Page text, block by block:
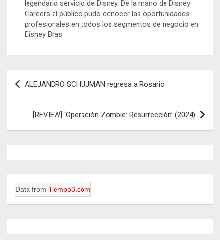
legendario servicio de Disney. De la mano de Disney
Careers el público pudo conocer las oportunidades
profesionales en todos los segmentos de negocio en
Disney Bras
Navegación
de
entradas
ALEJANDRO SCHUJMAN regresa a Rosario
[REVIEW] ‘Operación Zombie: Resurrección’ (2024)
Data from Tiempo3.com